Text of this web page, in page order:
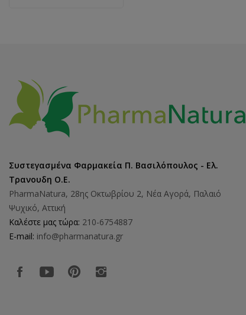
Συστεγασμένα Φαρμακεία Π. Βασιλόπουλος - Ελ.
Τρανουδη Ο.Ε.
PharmaNatura, 28ης Οκτωβρίου 2, Νέα Αγορά, Παλαιό
Ψυχικό, Αττική
Καλέστε μας τώρα: 210-6754887
E-mail: info@pharmanatura.gr